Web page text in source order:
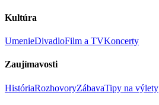
Kultúra
UmenieDivadloFilm a TVKoncerty
Zaujímavosti
HistóriaRozhovoryZábavaTipy na výlety